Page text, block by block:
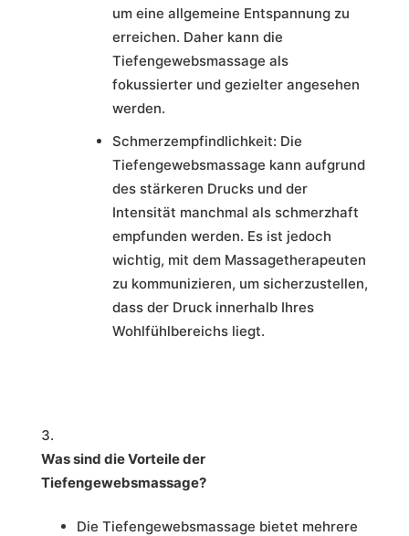
um eine allgemeine Entspannung zu
erreichen. Daher kann die
Tiefengewebsmassage als
fokussierter und gezielter angesehen
werden.
Schmerzempfindlichkeit: Die
Tiefengewebsmassage kann aufgrund
des stärkeren Drucks und der
Intensität manchmal als schmerzhaft
empfunden werden. Es ist jedoch
wichtig, mit dem Massagetherapeuten
zu kommunizieren, um sicherzustellen,
dass der Druck innerhalb Ihres
Wohlfühlbereichs liegt.
Was sind die Vorteile der
Tiefengewebsmassage?
Die Tiefengewebsmassage bietet mehrere